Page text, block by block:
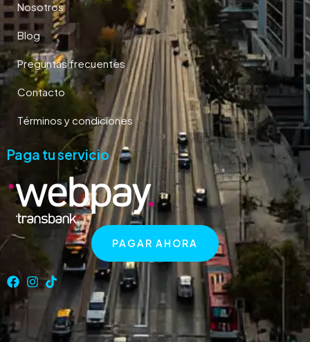
Nosotros
Blog
Preguntas frecuentes
Contacto
Términos y condiciones
Paga tu servicio
PAGAR AHORA